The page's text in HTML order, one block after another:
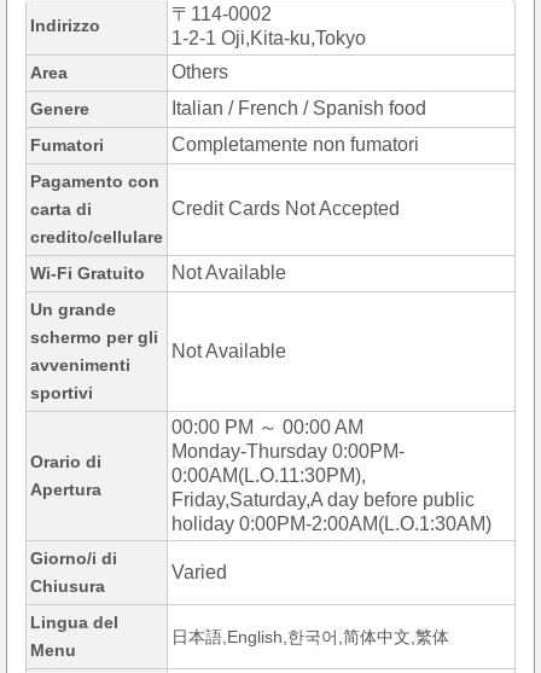
Indirizzo
〒114-0002
1-2-1 Oji,Kita-ku,Tokyo
Area Others
Genere Italian / French / Spanish food
Fumatori Completamente non fumatori
Pagamento con
carta di
credito/cellulare
Credit Cards Not Accepted
Wi-Fi Gratuito Not Available
Un grande
schermo per gli
avvenimenti
sportivi
Not Available
Orario di
Apertura
00:00 PM ～ 00:00 AM
Monday-Thursday 0:00PM-
0:00AM(L.O.11:30PM),
Friday,Saturday,A day before public
holiday 0:00PM-2:00AM(L.O.1:30AM)
Giorno/i di
Chiusura
Varied
Lingua del
Menu
日本語,English,한국어,简体中文,繁体